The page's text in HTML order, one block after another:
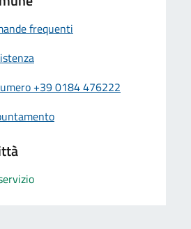
frequenti
+39 0184 476222